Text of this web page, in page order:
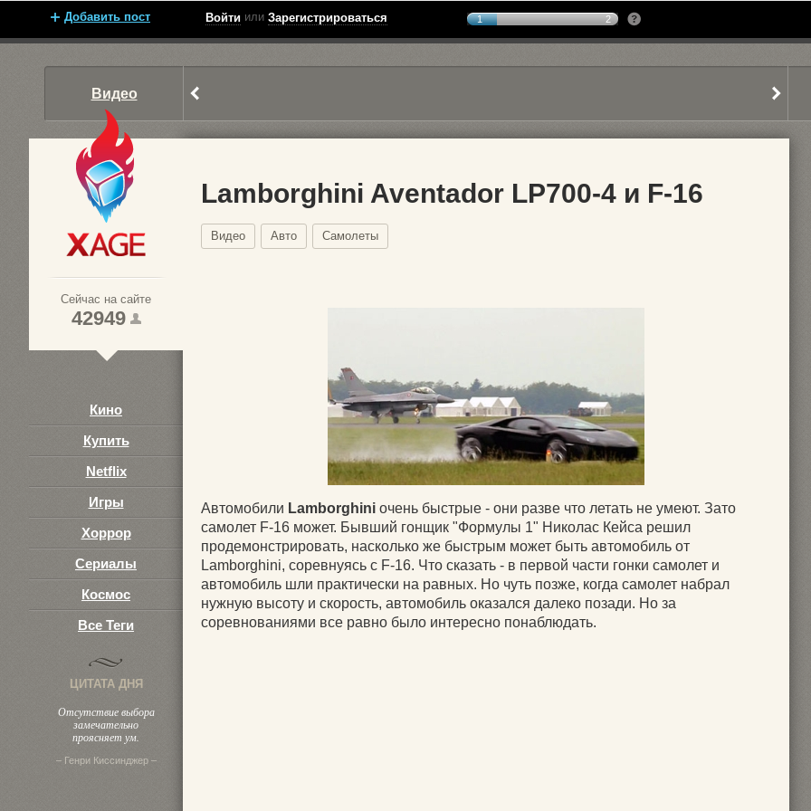
Добавить пост Войти или Зарегистрироваться 1 2
Видео
Сейчас на сайте
42949
Кино
Купить
Netflix
Игры
Хоррор
Сериалы
Космос
Все Теги
ЦИТАТА ДНЯ
Отсутствие выбора
замечательно
проясняет ум.
– Генри Киссинджер –
Lamborghini Aventador LP700-4 и F-16
Видео Авто Самолеты
Автомобили Lamborghini очень быстрые - они разве что летать не умеют. Зато
самолет F-16 может. Бывший гонщик "Формулы 1" Николас Кейса решил
продемонстрировать, насколько же быстрым может быть автомобиль от
Lamborghini, соревнуясь с F-16. Что сказать - в первой части гонки самолет и
автомобиль шли практически на равных. Но чуть позже, когда самолет набрал
нужную высоту и скорость, автомобиль оказался далеко позади. Но за
соревнованиями все равно было интересно понаблюдать.